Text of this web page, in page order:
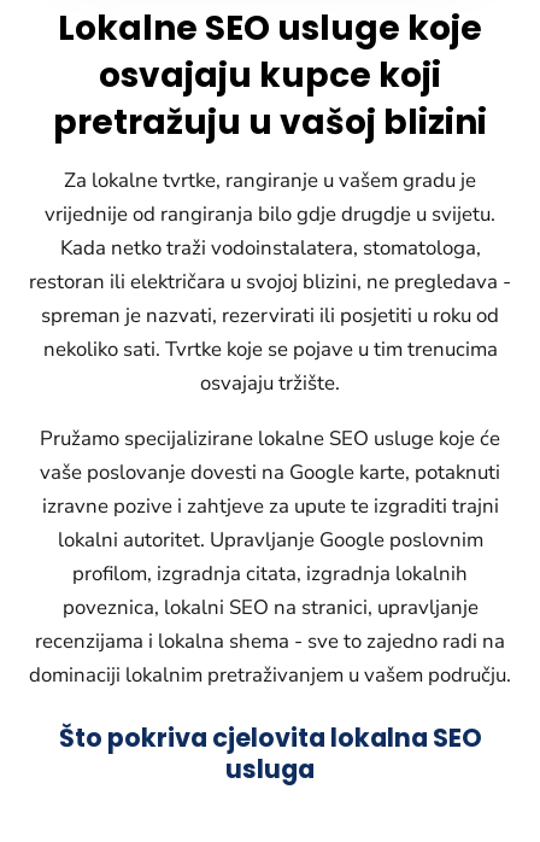
Lokalne SEO usluge koje
osvajaju kupce koji
pretražuju u vašoj blizini
Za lokalne tvrtke, rangiranje u vašem gradu je
vrijednije od rangiranja bilo gdje drugdje u svijetu.
Kada netko traži vodoinstalatera, stomatologa,
restoran ili električara u svojoj blizini, ne pregledava -
spreman je nazvati, rezervirati ili posjetiti u roku od
nekoliko sati. Tvrtke koje se pojave u tim trenucima
osvajaju tržište.
Pružamo specijalizirane lokalne SEO usluge koje će
vaše poslovanje dovesti na Google karte, potaknuti
izravne pozive i zahtjeve za upute te izgraditi trajni
lokalni autoritet. Upravljanje Google poslovnim
profilom, izgradnja citata, izgradnja lokalnih
poveznica, lokalni SEO na stranici, upravljanje
recenzijama i lokalna shema - sve to zajedno radi na
dominaciji lokalnim pretraživanjem u vašem području.
Što pokriva cjelovita lokalna SEO
usluga